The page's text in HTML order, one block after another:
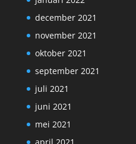
december 2021
november 2021
oktober 2021
september 2021
juli 2021
juni 2021
mei 2021